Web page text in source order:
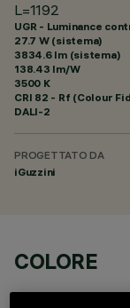
L=1192
UGR - Luminance
27.7 W (sistema)
3834.6 lm (sistema)
138.43 lm/W
3500 K
CRI 82 - Rf (Colour
DALI-2
PROGETTATO DA
iGuzzini
COLORE